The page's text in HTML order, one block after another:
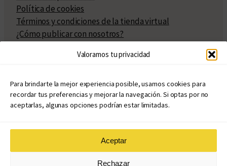
Valoramos tu privacidad
Para brindarte la mejor experiencia posible, usamos cookies para
recordar tus preferencias y mejorar la navegación. Si optas por no
aceptarlas, algunas opciones podrían estar limitadas.
Aceptar
Rechazar
Política de cookies
Términos y condiciones de la tienda virtual
¿Cómo publicar con nosotros?
Políticas de publicación
Políticas de coedición
Atribuciones